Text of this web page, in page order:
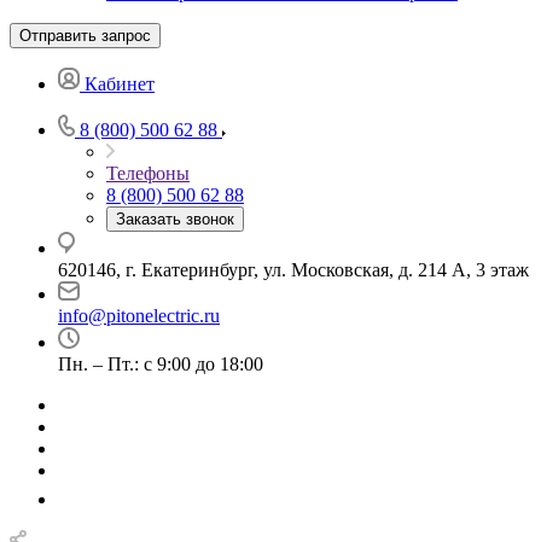
Отправить запрос
Кабинет
8 (800) 500 62 88
Телефоны
8 (800) 500 62 88
Заказать звонок
620146, г. Екатеринбург, ул. Московская, д. 214 А, 3 этаж
info@pitonelectric.ru
Пн. – Пт.: с 9:00 до 18:00